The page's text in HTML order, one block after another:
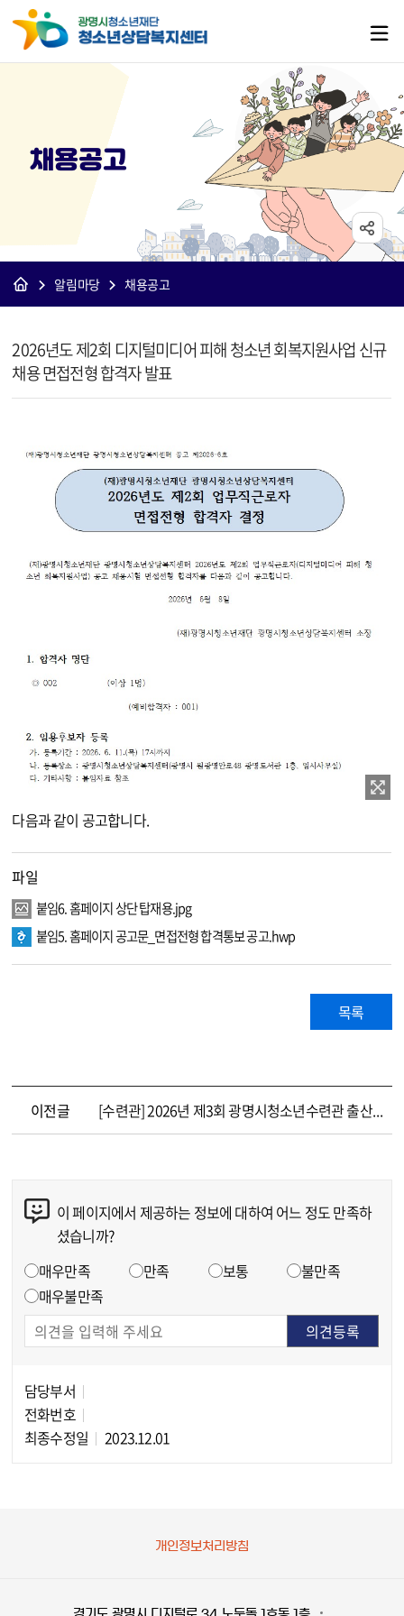
채용공고
알림마당 채용공고
2026년도 제2회 디지털미디어 피해 청소년 회복지원사업 신규
채용 면접전형 합격자 발표
이미지 확대보기
다음과 같이 공고합니다.
파일
붙임6. 홈페이지 상단 탑재용.jpg
붙임5. 홈페이지 공고문_면접전형 합격통보 공고.hwp
목록
이전글 [수련관] 2026년 제3회 광명시청소년수련관 출산·육아휴직 대체인력 공개채용
이 페이지에서 제공하는 정보에 대하여 어느 정도 만족하
셨습니까?
매우만족 만족 보통
불만족
매우불만족
담당부서
전화번호
최종수정일
2023.12.01
개인정보처리방침